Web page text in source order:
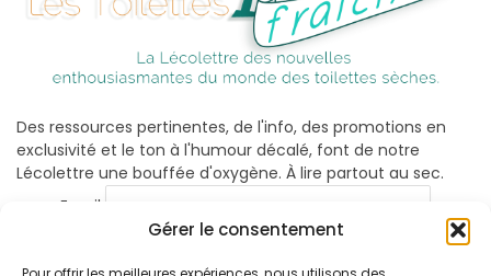
Gérer le consentement
Des ressources pertinentes, de l'info, des promotions en
exclusivité et le ton à l'humour décalé, font de notre
Lécolettre une bouffée d'oxygène. À lire partout au sec.
Email